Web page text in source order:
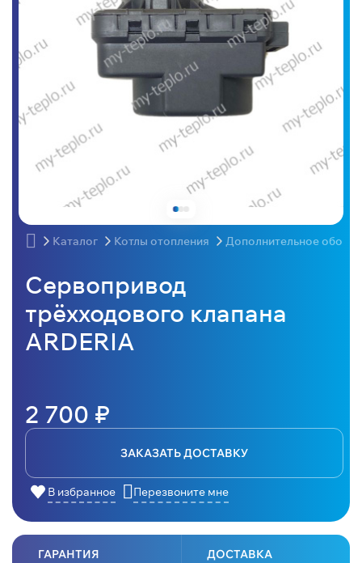
Каталог Котлы отопления Дополнительное
Сервопривод
трёхходового клапана
ARDERIA
2 700 ₽
ЗАКАЗАТЬ ДОСТАВКУ
В избранное Перезвоните мне
ГАРАНТИЯ
ДОСТАВКА